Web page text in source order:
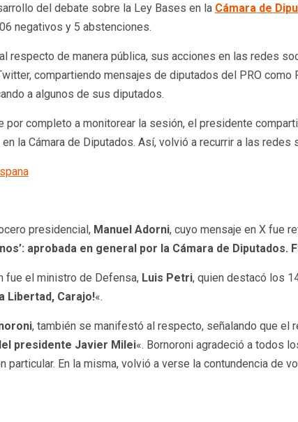
del debate sobre la Ley Bases en la Cámara de
negativos y 5 abstenciones.
respecto de manera pública, sus acciones en las redes
compartiendo mensajes de diputados del PRO como
a algunos de sus diputados.
por completo a monitorear la sesión, el presidente
la Cámara de Diputados. Así, volvió a recurrir a las redes
presidencial, Manuel Adorni, cuyo mensaje en X fue
aprobada en general por la Cámara de Diputados.
fue el ministro de Defensa, Luis Petri, quien destacó los
Libertad, Carajo!«.
, también se manifestó al respecto, señalando que el
presidente Javier Milei«. Bornoroni agradeció a todos
particular. En la misma, volvió a verse la contundencia de